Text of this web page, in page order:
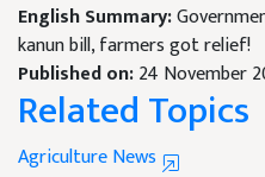
English Summary:
kanun bill, farmers got relief!
Published on:24 November
Related Topics
Agriculture News